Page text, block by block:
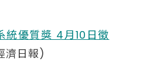
統優質獎 4月10日徵
濟日報)